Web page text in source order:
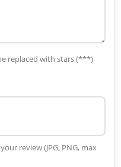
replaced with stars (***)
review (JPG, PNG, max